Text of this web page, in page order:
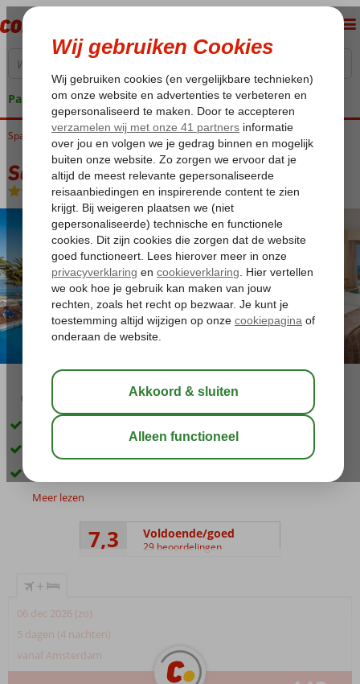
Pakketgarantie
Home
Spanje Canarische Eilanden Tenerife Playa de las Americas Sol Tenerife
Sol Tenerife
Logies en ontbijt -Hotel
04:20 aug 28°C
Gezellig familiehotel
Prachtig uitzicht over zee
Meer lezen
7,3 Voldoende/goed
29 beoordelingen
+
06 dec 2026 (zo)
5 dagen (4 nachten)
vanaf Amsterdam